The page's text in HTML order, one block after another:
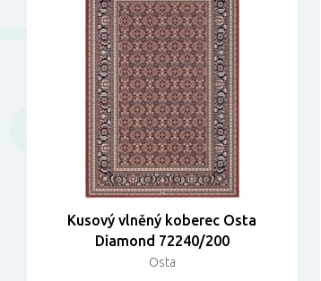
Kusový vlněný koberec Osta
Diamond 72240/200
Osta